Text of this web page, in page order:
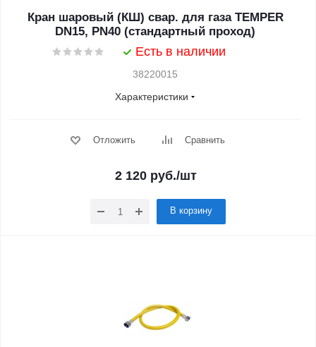
Кран шаровый (КШ) свар. для газа TEMPER
DN15, PN40 (стандартный проход)
Есть в наличии
38220015
Характеристики
Отложить Сравнить
2 120руб./шт
В корзину